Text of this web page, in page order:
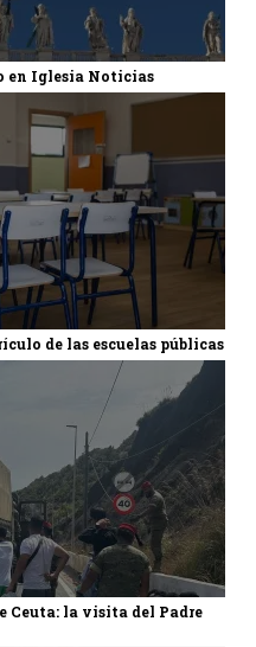
en Iglesia Noticias
de las escuelas públicas
Ceuta: la visita del Padre